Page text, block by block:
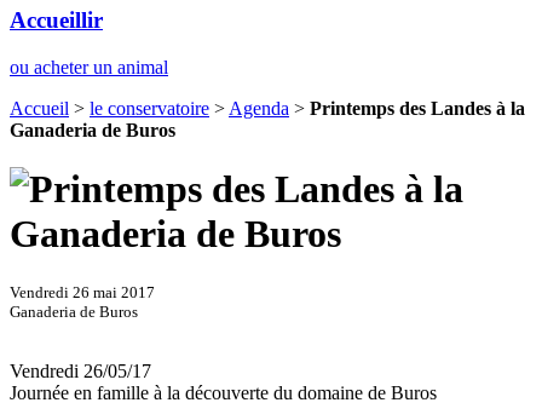
Accueillir
ou acheter un animal
Accueil > le conservatoire > Agenda > Printemps des Landes à la
Ganaderia de Buros
Vendredi 26 mai 2017
Ganaderia de Buros
Vendredi 26/05/17
Journée en famille à la découverte du domaine de Buros